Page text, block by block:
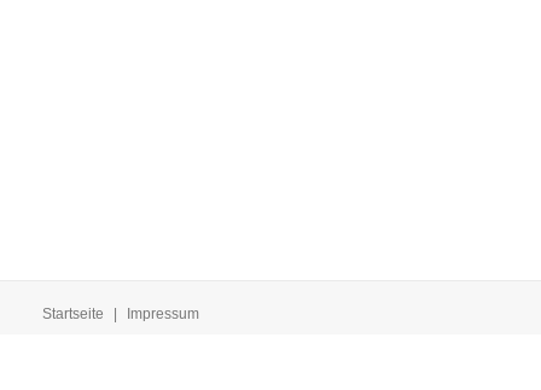
Startseite Impressum